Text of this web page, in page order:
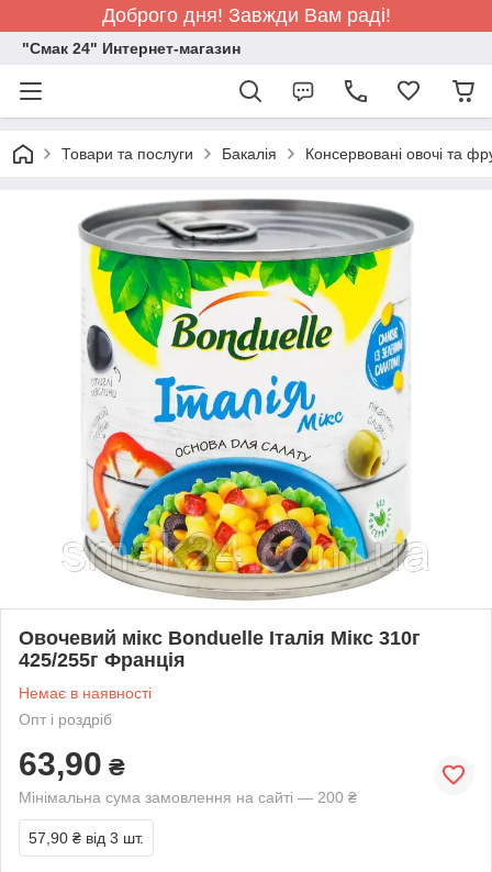
Доброго дня! Завжди Вам раді!
"Смак 24" Интернет-магазин
Товари та послуги Бакалія Консервовані овочі та
Овочевий мікс Bonduelle Італія Мікс 310г
425/255г Франція
Немає в наявності
Опт і роздріб
63,90 ₴
Мінімальна сума замовлення на сайті — 200 ₴
57,90 ₴ від 3 шт.